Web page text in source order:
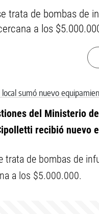
trata de bombas de
a los
del Ministerio
recibió nuevo
trata de bombas de
a los $5.000.000.